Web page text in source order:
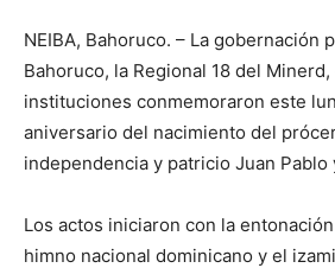
NEIBA, Bahoruco. – La gobernación
Bahoruco, la Regional 18 del
instituciones conmemoraron este
aniversario del nacimiento del
independencia y patricio Juan Pablo
Los actos iniciaron con la
himno nacional dominicano y el